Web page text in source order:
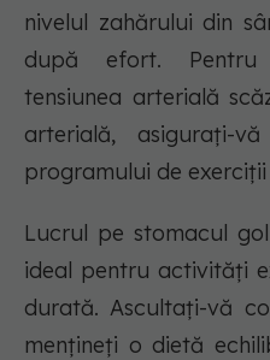
nivelul zahărului din
după efort. Pentru
tensiunea arterială
arterială, asigurați-
programului de
Lucrul pe stomacul
ideal pentru activități
durată. Ascultați-vă
mențineți o dietă